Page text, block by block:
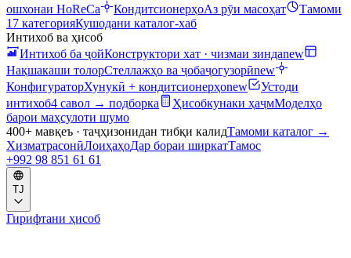
ошхонаи HoReCa
КондитсионерҳоАз рӯи масоҳат
Тамоми
17 категорияКушодани каталог-хаб
Интихоб ва ҳисоб
Интихоб ба ҷойКонструктори хат · чизмаи зиндаnew
Нақшакаши толорСтеллажҳо ва ҷобаҷогузорӣnew
КонфигураторХунукӣ + кондитсионерҳоnew
Устоди
интихоб4 савол → подборка Ҳисобкунаки ҳаҷмМоделҳо
барои маҳсулоти шумо
400+ мавқеъ · таҷҳизонидан тибқи калидТамоми каталог →
ХизматрасонӣЛоиҳаҳоДар бораи ширкатТамос
+992 98 851 61 61
TJ
Гирифтани ҳисоб